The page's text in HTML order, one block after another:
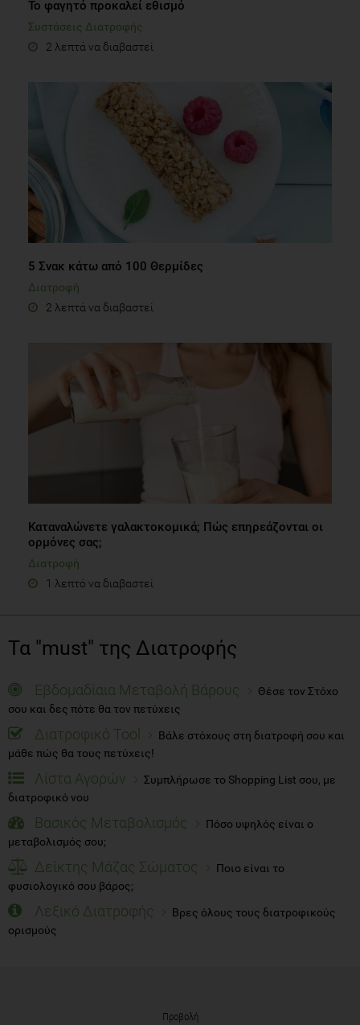
Το φαγητό προκαλεί εθισμό
Συστάσεις Διατροφής
2 λεπτά να διαβαστεί
5 Σνακ κάτω από 100 Θερμίδες
Διατροφή
2 λεπτά να διαβαστεί
Καταναλώνετε γαλακτοκομικά; Πώς επηρεάζονται οι
ορμόνες σας;
Διατροφή
1 λεπτό να διαβαστεί
Τα "must" της Διατροφής
Εβδομαδίαια Μεταβολή Βάρους
Θέσε τον Στόχο
σου και δες πότε θα τον πετύχεις
Διατροφικό Tool
Βάλε στόχους στη διατροφή σου και
μάθε πώς θα τους πετύχεις!
Λίστα Αγορών
Συμπλήρωσε το Shopping List σου, με
διατροφικό νου
Βασικός Μεταβολισμός
Πόσο υψηλός είναι ο
μεταβολισμός σου;
Δείκτης Μάζας Σώματος
Ποιο είναι το
φυσιολογικό σου βάρος;
Λεξικό Διατροφής
Βρες όλους τους διατροφικούς
ορισμούς
Προβολή